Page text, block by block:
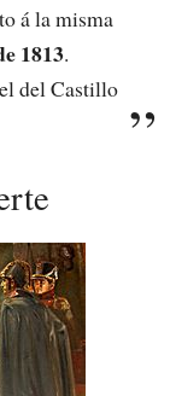
á la misma
1813.
del Castillo